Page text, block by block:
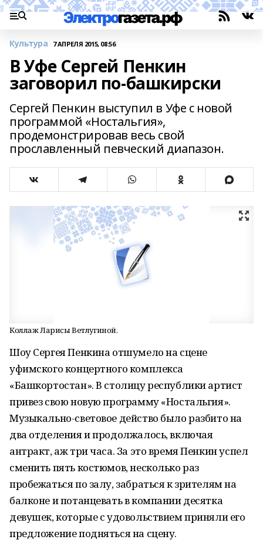
Культура 7 АПРЕЛЯ 2015, 08:56
В Уфе Сергей Пенкин
заговорил по-башкирски
Сергей Пенкин выступил в Уфе с новой
программой «Ностальгия»,
продемонстрировав весь свой
прославленный певческий диапазон.
Коллаж Ларисы Ветлугиной.
Шоу Сергея Пенкина отшумело на сцене
уфимского концертного комплекса
«Башкортостан». В столицу республики артист
привез свою новую программу «Ностальгия».
Музыкально-световое действо было разбито на
два отделения и продолжалось, включая
антракт, аж три часа. За это время Пенкин успел
сменить пять костюмов, несколько раз
пробежаться по залу, забраться к зрителям на
балконе и потанцевать в компании десятка
девушек, которые с удовольствием приняли его
предложение подняться на сцену.